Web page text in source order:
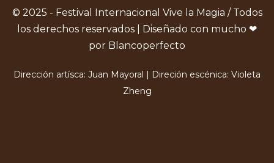
© 2025 - Festival Internacional Vive la Magia / Todos
los derechos reservados | Diseñado con mucho ❤
por Blancoperfecto
Dirección artísca: Juan Mayoral | Direción escénica: Violeta
Zheng